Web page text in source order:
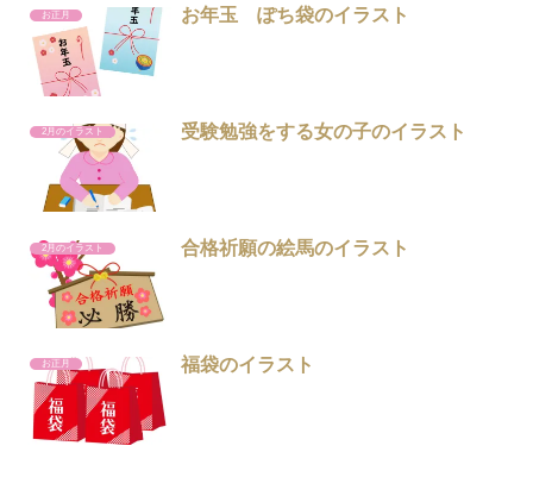
お正月 お年玉 ぽち袋のイラスト
2月のイラスト 受験勉強をする女の子のイラスト
2月のイラスト 合格祈願の絵馬のイラスト
お正月 福袋のイラスト